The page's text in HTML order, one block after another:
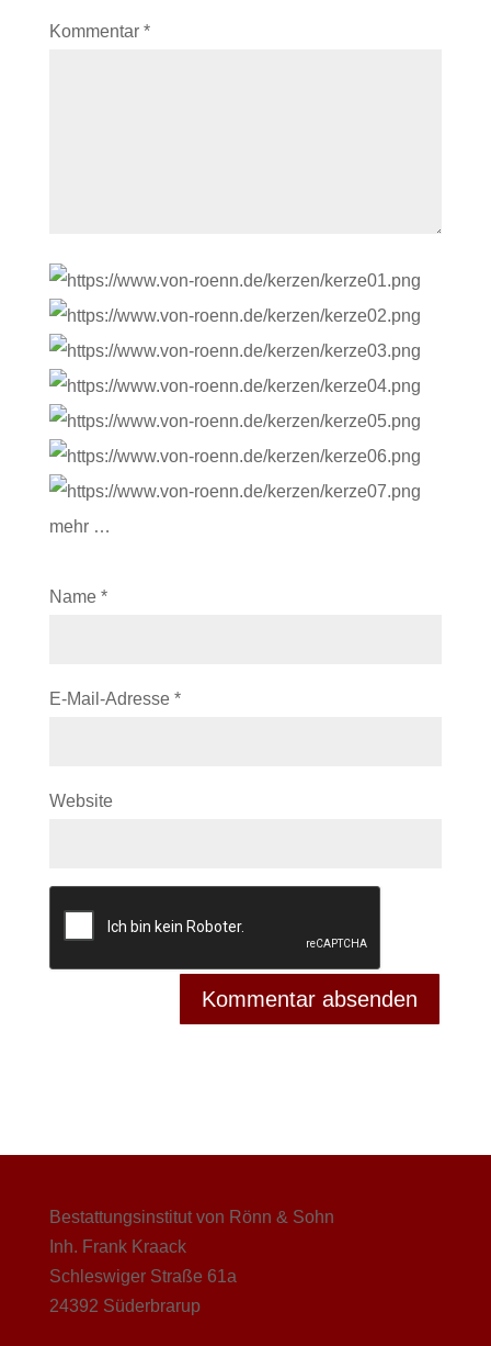
Kommentar *
mehr …
Name *
E-Mail-Adresse *
Website
Bestattungsinstitut von Rönn & Sohn
Inh. Frank Kraack
Schleswiger Straße 61a
24392 Süderbrarup